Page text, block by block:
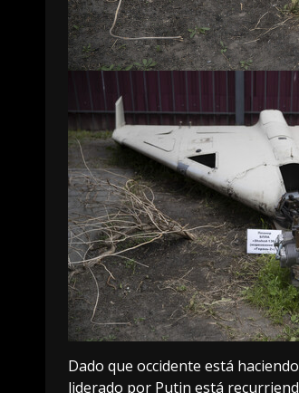
Dado que occidente está
liderado por Putin está